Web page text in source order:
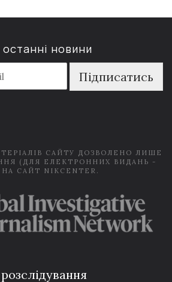
новини
Підписатись
САЙТУ ДОЗВОЛЕНО ЛИШЕ
(ДЛЯ ЕЛЕКТРОННИХ ВИДАНЬ -
САЙТ NIKCENTER.